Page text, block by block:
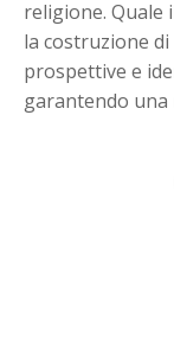
religione. Quale
la costruzione
prospettive e
garantendo una